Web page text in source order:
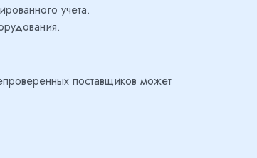
учета.
поставщиков может